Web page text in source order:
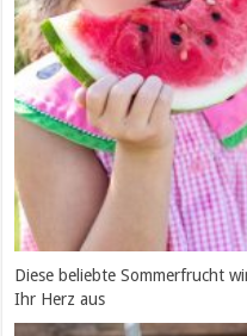
Diese beliebte Sommerfrucht
Ihr Herz aus